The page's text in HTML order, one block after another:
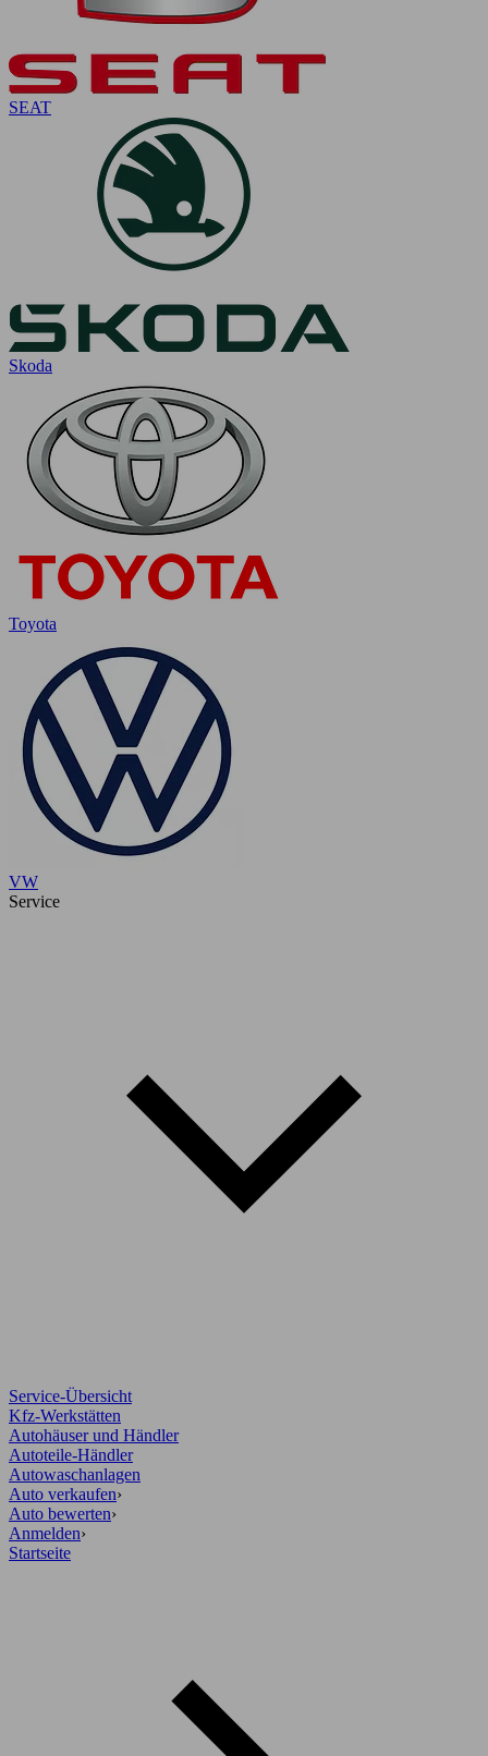
SEAT
Skoda
Toyota
VW
Service
Service-Übersicht
Kfz-Werkstätten
Autohäuser und Händler
Autoteile-Händler
Autowaschanlagen
Auto verkaufen›
Auto bewerten›
Anmelden›
Startseite